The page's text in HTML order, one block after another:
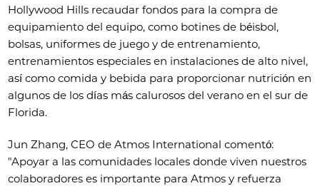
Hollywood Hills recaudar fondos para la compra de
equipamiento del equipo, como botines de béisbol,
bolsas, uniformes de juego y de entrenamiento,
entrenamientos especiales en instalaciones de alto nivel,
así como comida y bebida para proporcionar nutrición en
algunos de los días más calurosos del verano en el sur de
Florida.
Jun Zhang, CEO de Atmos International comentó:
"Apoyar a las comunidades locales donde viven nuestros
colaboradores es importante para Atmos y refuerza